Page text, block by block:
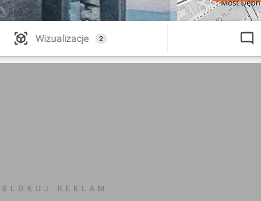
Wizualizacje 2
REKLAM